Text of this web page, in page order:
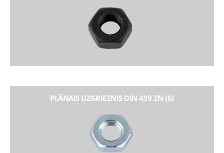
PLĀNAIS UZGRIEZNIS DIN 439 ZN (6)